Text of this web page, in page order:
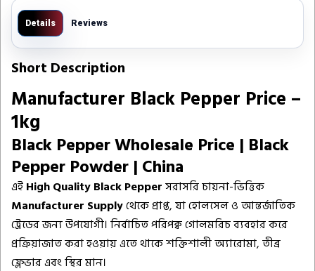
Details Reviews
Short Description
Manufacturer Black Pepper Price –
1kg
Black Pepper Wholesale Price | Black
Pepper Powder | China
এইHigh Quality Black Pepperসরাসরি চায়না-ভিত্তিক
Manufacturer Supplyথেকে প্রাপ্ত, যা হোলসেল ও আন্তর্জাতিক
ট্রেডের জন্য উপযোগী। নির্বাচিত পরিপক্ব গোলমরিচ ব্যবহার করে
প্রক্রিয়াজাত করা হওয়ায় এতে থাকে শক্তিশালী অ্যারোমা, তীব্র
ফ্লেভার এবং স্থির মান।